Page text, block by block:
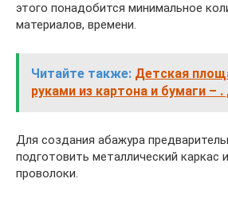
этого понадобится минимальное
материалов, времени.
Читайте также: Детская
руками из картона и бумаги – .
Для создания абажура
подготовить металлический каркас
проволоки.